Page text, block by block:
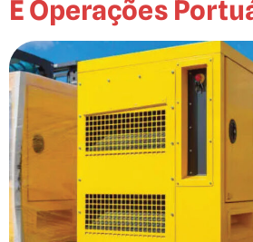
E Operações